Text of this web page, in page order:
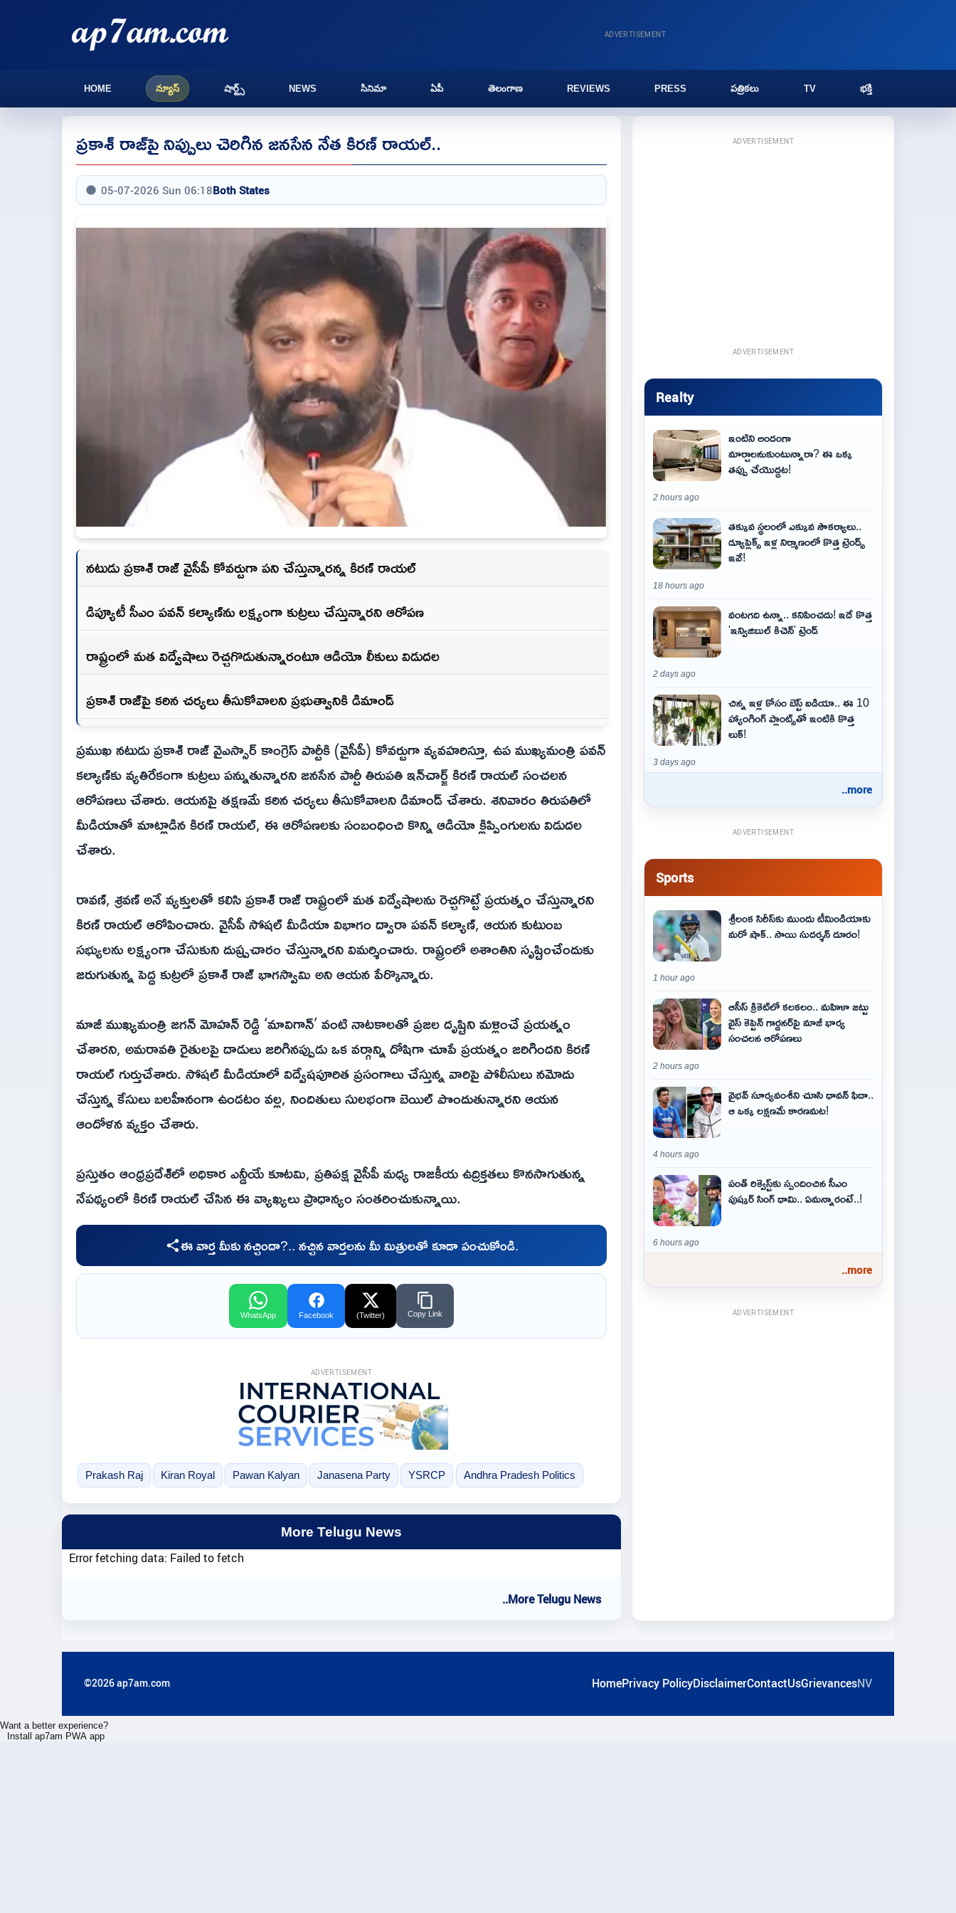
ADVERTISEMENT
HOME న్యూస్ షార్ట్స్ NEWS సినిమా ఏపీ తెలంగాణ REVIEWS PRESS పత్రికలు TV భక్తి
ప్రకాశ్ రాజ్‌పై నిప్పులు చెరిగిన జనసేన నేత కిరణ్ రాయల్..
05-07-2026 Sun 06:18Both States
నటుడు ప్రకాశ్ రాజ్ వైసీపీ కోవర్టుగా పని చేస్తున్నారన్న కిరణ్ రాయల్
డిప్యూటీ సీఎం పవన్ కల్యాణ్‌ను లక్ష్యంగా కుట్రలు చేస్తున్నారని ఆరోపణ
రాష్ట్రంలో మత విద్వేషాలు రెచ్చగొడుతున్నారంటూ ఆడియో లీకులు విడుదల
ప్రకాశ్ రాజ్‌పై కఠిన చర్యలు తీసుకోవాలని ప్రభుత్వానికి డిమాండ్
ప్రముఖ నటుడు ప్రకాశ్ రాజ్ వైఎస్సార్ కాంగ్రెస్ పార్టీకి (వైసీపీ) కోవర్టుగా వ్యవహరిస్తూ, ఉప ముఖ్యమంత్రి పవన్
కల్యాణ్‌కు వ్యతిరేకంగా కుట్రలు పన్నుతున్నారని జనసేన పార్టీ తిరుపతి ఇన్‌చార్జ్ కిరణ్ రాయల్ సంచలన
ఆరోపణలు చేశారు. ఆయనపై తక్షణమే కఠిన చర్యలు తీసుకోవాలని డిమాండ్ చేశారు. శనివారం తిరుపతిలో
మీడియాతో మాట్లాడిన కిరణ్ రాయల్, ఈ ఆరోపణలకు సంబంధించి కొన్ని ఆడియో క్లిప్పింగులను విడుదల
చేశారు.
రావణ్, శ్రవణ్ అనే వ్యక్తులతో కలిసి ప్రకాశ్ రాజ్ రాష్ట్రంలో మత విద్వేషాలను రెచ్చగొట్టే ప్రయత్నం చేస్తున్నారని
కిరణ్ రాయల్ ఆరోపించారు. వైసీపీ సోషల్ మీడియా విభాగం ద్వారా పవన్ కల్యాణ్, ఆయన కుటుంబ
సభ్యులను లక్ష్యంగా చేసుకుని దుష్ప్రచారం చేస్తున్నారని విమర్శించారు. రాష్ట్రంలో అశాంతిని సృష్టించేందుకు
జరుగుతున్న పెద్ద కుట్రలో ప్రకాశ్ రాజ్ భాగస్వామి అని ఆయన పేర్కొన్నారు.
మాజీ ముఖ్యమంత్రి జగన్ మోహన్ రెడ్డి ‘మావిగాన్’ వంటి నాటకాలతో ప్రజల దృష్టిని మళ్లించే ప్రయత్నం
చేశారని, అమరావతి రైతులపై దాడులు జరిగినప్పుడు ఒక వర్గాన్ని దోషిగా చూపే ప్రయత్నం జరిగిందని కిరణ్
రాయల్ గుర్తుచేశారు. సోషల్ మీడియాలో విద్వేషపూరిత ప్రసంగాలు చేస్తున్న వారిపై పోలీసులు నమోదు
చేస్తున్న కేసులు బలహీనంగా ఉండటం వల్ల, నిందితులు సులభంగా బెయిల్ పొందుతున్నారని ఆయన
ఆందోళన వ్యక్తం చేశారు.
ప్రస్తుతం ఆంధ్రప్రదేశ్‌లో అధికార ఎన్డీయే కూటమి, ప్రతిపక్ష వైసీపీ మధ్య రాజకీయ ఉద్రిక్తతలు కొనసాగుతున్న
నేపథ్యంలో కిరణ్ రాయల్ చేసిన ఈ వ్యాఖ్యలు ప్రాధాన్యం సంతరించుకున్నాయి.
ఈ వార్త మీకు నచ్చిందా?.. నచ్చిన వార్తలను మీ మిత్రులతో కూడా పంచుకోండి.
WhatsApp Facebook (Twitter) Copy Link
ADVERTISEMENT
Prakash Raj Kiran Royal Pawan Kalyan Janasena Party YSRCP Andhra Pradesh Politics
More Telugu News
Error fetching data: Failed to fetch
..More Telugu News
ADVERTISEMENT
ADVERTISEMENT
Realty
ఇంటిని అందంగా
మార్చాలనుకుంటున్నారా? ఈ ఒక్క
తప్పు చేయొద్దట!
2 hours ago
తక్కువ స్థలంలో ఎక్కువ సౌకర్యాలు..
డ్యూప్లెక్స్ ఇళ్ల నిర్మాణంలో కొత్త ట్రెండ్స్
ఇవే!
18 hours ago
వంటగది ఉన్నా.. కనిపించదు! ఇదే కొత్త
'ఇన్విజిబుల్ కిచెన్' ట్రెండ్
2 days ago
చిన్న ఇళ్ల కోసం బెస్ట్ ఐడియా.. ఈ 10
హ్యాంగింగ్ ప్లాంట్స్‌తో ఇంటికి కొత్త
లుక్!
3 days ago
..more
ADVERTISEMENT
Sports
శ్రీలంక సిరీస్‌కు ముందు టీమిండియాకు
మరో షాక్‌.. సాయి సుదర్శన్‌ దూరం!
1 hour ago
ఆసీస్ క్రికెట్‌లో కలకలం.. మహిళా జట్టు
వైస్ కెప్టెన్ గార్డనర్‌పై మాజీ భార్య
సంచలన ఆరోపణలు
2 hours ago
వైభవ్‌ సూర్యవంశీని చూసి ధావన్‌ ఫిదా..
ఆ ఒక్క లక్షణమే కారణమట!
4 hours ago
పంత్ రిక్వెస్ట్‌కు స్పందించిన సీఎం
పుష్కర్ సింగ్ ధామి.. ఏమ‌న్నారంటే..!
6 hours ago
..more
ADVERTISEMENT
©2026 ap7am.com HomePrivacy PolicyDisclaimerContactUsGrievancesNV
Want a better experience?
Install ap7am PWA app